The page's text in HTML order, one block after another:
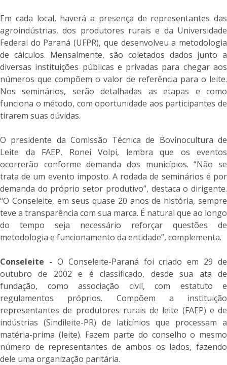
Em cada local, haverá a presença de representantes das
agroindústrias, dos produtores rurais e da Universidade
Federal do Paraná (UFPR), que desenvolveu a metodologia
de cálculos. Mensalmente, são coletados dados junto a
diversas instituições públicas e privadas para chegar aos
números que compõem o valor de referência para o leite.
Nos seminários, serão detalhadas as etapas e como
funciona o método, com oportunidade aos participantes de
tirarem suas dúvidas.
O presidente da Comissão Técnica de Bovinocultura de
Leite da FAEP, Ronei Volpi, lembra que os eventos
ocorrerão conforme demanda dos municípios. “Não se
trata de um evento imposto. A rodada de seminários é por
demanda do próprio setor produtivo”, destaca o dirigente.
“O Conseleite, em seus quase 20 anos de história, sempre
teve a transparência com sua marca. É natural que ao longo
do tempo seja necessário reforçar questões de
metodologia e funcionamento da entidade”, complementa.
Conseleite - O Conseleite-Paraná foi criado em 29 de
outubro de 2002 e é classificado, desde sua ata de
fundação, como associação civil, com estatuto e
regulamentos próprios. Compõem a instituição
representantes de produtores rurais de leite (FAEP) e de
indústrias (Sindileite-PR) de laticínios que processam a
matéria-prima (leite). Fazem parte do conselho o mesmo
número de representantes de ambos os lados, fazendo
dele uma organização paritária.